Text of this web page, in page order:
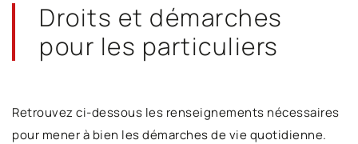
Droits et démarches
pour les particuliers
Retrouvez ci-dessous les renseignements nécessaires
pour mener à bien les démarches de vie quotidienne.